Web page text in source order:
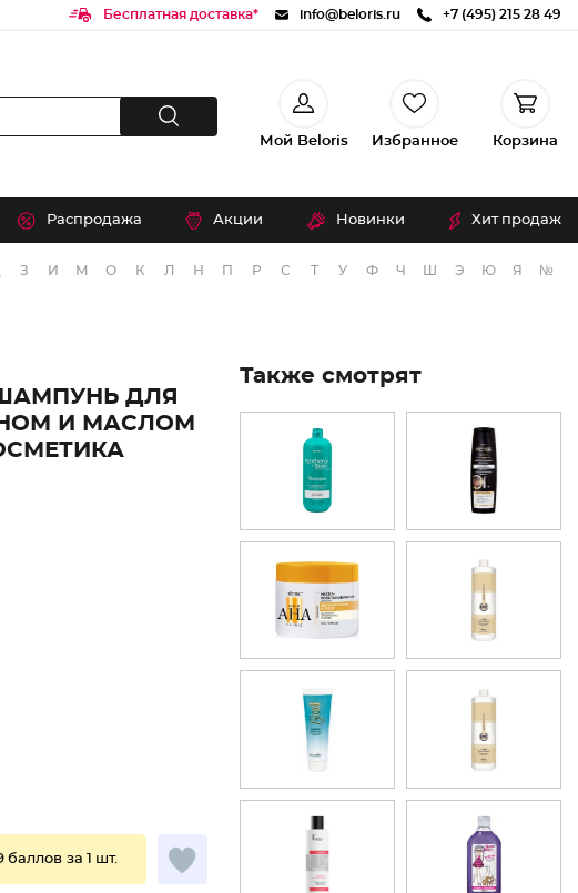
Бесплатная доставка* info@beloris.ru +7 (495) 215 28 49
Мой Beloris Избранное Корзина
Распродажа Акции Новинки Хит продаж
З И М О К Л Н П Р С Т У Ф Ч Э Ю Я №
ДЛЯ
И МАСЛОМ
баллов за 1 шт.
Также смотрят